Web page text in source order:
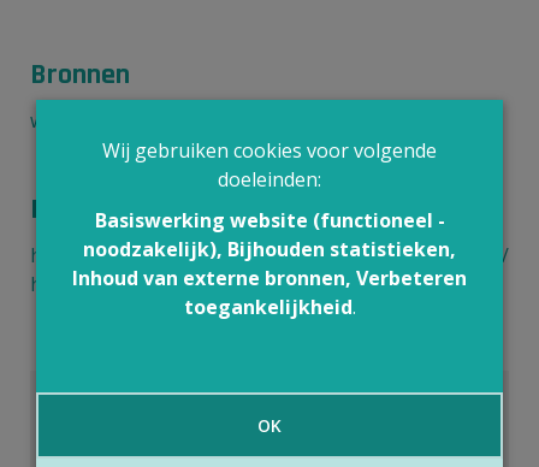
Bronnen
www.ebpnet.be
Meer weten?
https://www.uzleuven.be/laboratoriumgeneeskunde/
hematologische-celtellingen
Wij gebruiken cookies voor volgende
doeleinden:
Basiswerking website (functioneel -
noodzakelijk), Bijhouden statistieken,
Inhoud van externe bronnen, Verbeteren
toegankelijkheid.
OK